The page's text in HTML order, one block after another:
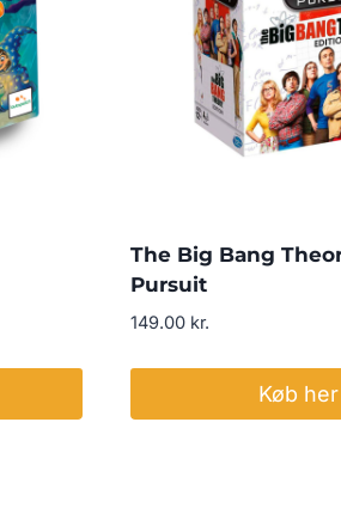
The Big Bang
Pursuit
149.00 kr.
Køb her